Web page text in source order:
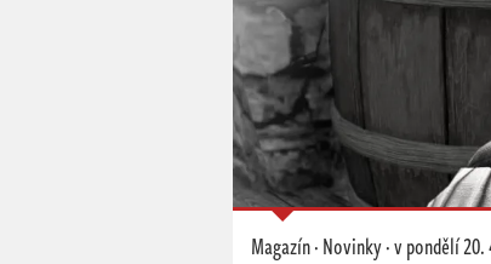
Magazín·Novinky·v pondělí20.